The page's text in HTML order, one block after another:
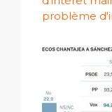
problème